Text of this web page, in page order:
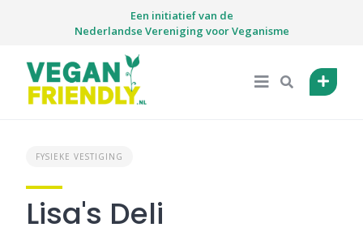
Een initiatief van de
Nederlandse Vereniging voor Veganisme
FYSIEKE VESTIGING
Lisa's Deli